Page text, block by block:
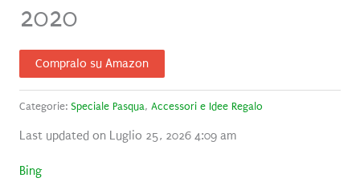
2020
Compralo su Amazon
Categorie: Speciale Pasqua, Accessori e Idee Regalo
Last updated on Luglio 25, 2026 4:09 am
Bing